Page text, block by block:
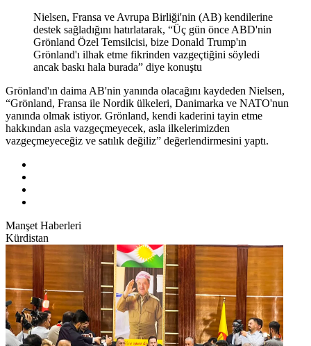
Nielsen, Fransa ve Avrupa Birliği'nin (AB) kendilerine
destek sağladığını hatırlatarak, “Üç gün önce ABD'nin
Grönland Özel Temsilcisi, bize Donald Trump'ın
Grönland'ı ilhak etme fikrinden vazgeçtiğini söyledi
ancak baskı hala burada” diye konuştu
Grönland'ın daima AB'nin yanında olacağını kaydeden Nielsen,
“Grönland, Fransa ile Nordik ülkeleri, Danimarka ve NATO'nun
yanında olmak istiyor. Grönland, kendi kaderini tayin etme
hakkından asla vazgeçmeyecek, asla ilkelerimizden
vazgeçmeyeceğiz ve satılık değiliz” değerlendirmesini yaptı.
Manşet Haberleri
Kürdistan